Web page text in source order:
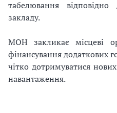
табелювання
закладу.
МОН закликає місцеві
фінансування додаткових
чітко дотримуватися
навантаження.